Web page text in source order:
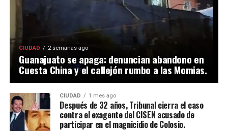
CIUDAD 2 semanas ago
Guanajuato se apaga: denuncian abandono en
Cuesta China y el callejón rumbo a las Momias.
CIUDAD 1 mes ago
Después de 32 años, Tribunal cierra el caso
contra el exagente del CISEN acusado de
participar en el magnicidio de Colosio.